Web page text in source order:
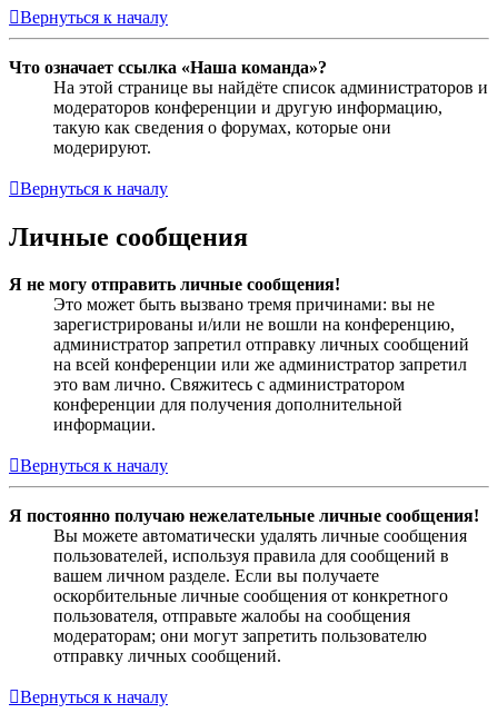
Вернуться к началу
Что означает ссылка «Наша команда»?
На этой странице вы найдёте список администраторов и
модераторов конференции и другую информацию,
такую как сведения о форумах, которые они
модерируют.
Вернуться к началу
Личные сообщения
Я не могу отправить личные сообщения!
Это может быть вызвано тремя причинами: вы не
зарегистрированы и/или не вошли на конференцию,
администратор запретил отправку личных сообщений
на всей конференции или же администратор запретил
это вам лично. Свяжитесь с администратором
конференции для получения дополнительной
информации.
Вернуться к началу
Я постоянно получаю нежелательные личные сообщения!
Вы можете автоматически удалять личные сообщения
пользователей, используя правила для сообщений в
вашем личном разделе. Если вы получаете
оскорбительные личные сообщения от конкретного
пользователя, отправьте жалобы на сообщения
модераторам; они могут запретить пользователю
отправку личных сообщений.
Вернуться к началу